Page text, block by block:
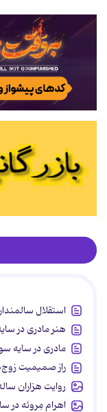
استقلال
هنر مادری در
مادری در سایه
راز صمیمیت
روایت هزاران
اهرام مِروئه در